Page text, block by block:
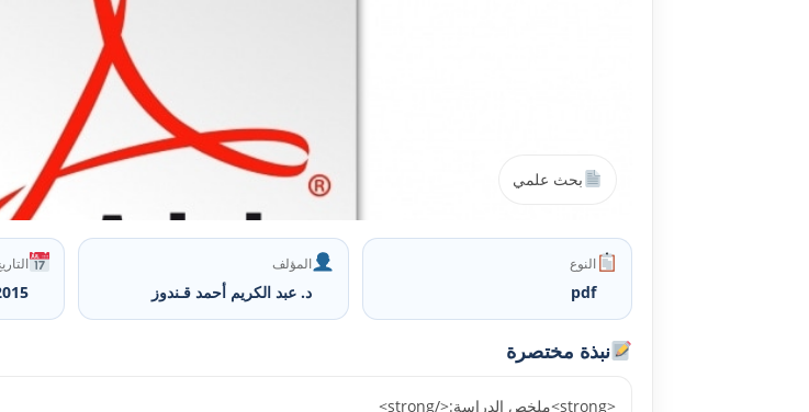
بحث علمي
النوع
pdf
المؤلف
د. عبد الكريم أحمد قـندوز
نبذة مختصرة
<strong>ملخص الدراسة:</strong>